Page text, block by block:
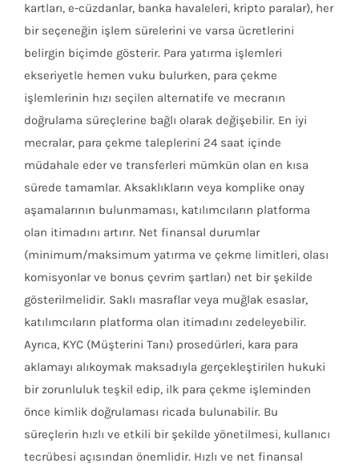
kartları, e-cüzdanlar, banka havaleleri, kripto paralar), her
bir seçeneğin işlem sürelerini ve varsa ücretlerini
belirgin biçimde gösterir. Para yatırma işlemleri
ekseriyetle hemen vuku bulurken, para çekme
işlemlerinin hızı seçilen alternatife ve mecranın
doğrulama süreçlerine bağlı olarak değişebilir. En iyi
mecralar, para çekme taleplerini 24 saat içinde
müdahale eder ve transferleri mümkün olan en kısa
sürede tamamlar. Aksaklıkların veya komplike onay
aşamalarının bulunmaması, katılımcıların platforma
olan itimadını artırır. Net finansal durumlar
(minimum/maksimum yatırma ve çekme limitleri, olası
komisyonlar ve bonus çevrim şartları) net bir şekilde
gösterilmelidir. Saklı masraflar veya muğlak esaslar,
katılımcıların platforma olan itimadını zedeleyebilir.
Ayrıca, KYC (Müşterini Tanı) prosedürleri, kara para
aklamayı alıkoymak maksadıyla gerçekleştirilen hukuki
bir zorunluluk teşkil edip, ilk para çekme işleminden
önce kimlik doğrulaması ricada bulunabilir. Bu
süreçlerin hızlı ve etkili bir şekilde yönetilmesi, kullanıcı
tecrübesi açısından önemlidir. Hızlı ve net finansal